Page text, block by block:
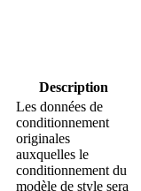
Description
Les données de
conditionnement
originales
auxquelles le
conditionnement du
modèle de style sera